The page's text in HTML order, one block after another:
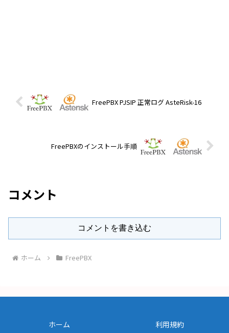
FreePBX PJSIP 正常ログ AsteRisk-16
FreePBXのインストール手順
コメント
コメントを書き込む
ホーム FreePBX
ホーム
利用規約